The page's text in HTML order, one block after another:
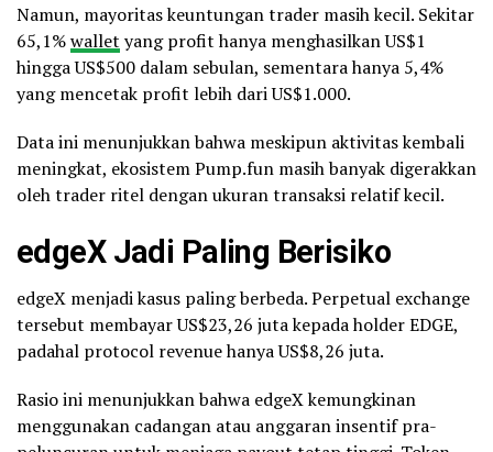
however, we…
https://t.co/3WTAHH1fUX
— alon (@a1lon9)April 28, 2026
Namun, mayoritas keuntungan trader masih kecil. Sekitar
65,1%wallet yang profit hanya menghasilkan US$1
hingga US$500 dalam sebulan, sementara hanya 5,4%
yang mencetak profit lebih dari US$1.000.
Data ini menunjukkan bahwa meskipun aktivitas kembali
meningkat, ekosistem Pump.fun masih banyak digerakkan
oleh trader ritel dengan ukuran transaksi relatif kecil.
edgeX Jadi Paling Berisiko
edgeX menjadi kasus paling berbeda. Perpetual exchange
tersebut membayar US$23,26 juta kepada holder EDGE,
padahal protocol revenue hanya US$8,26 juta.
Rasio ini menunjukkan bahwa edgeX kemungkinan
menggunakan cadangan atau anggaran insentif pra-